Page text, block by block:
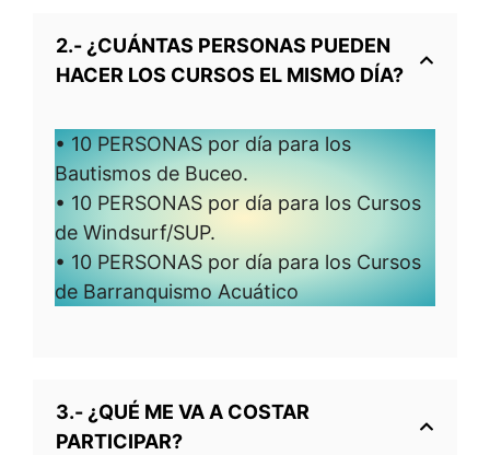
2.- ¿CUÁNTAS PERSONAS PUEDEN
HACER LOS CURSOS EL MISMO DÍA?
• 10 PERSONAS por día para los
Bautismos de Buceo.
• 10 PERSONAS por día para los Cursos
de Windsurf/SUP.
• 10 PERSONAS por día para los Cursos
de Barranquismo Acuático
3.- ¿QUÉ ME VA A COSTAR
PARTICIPAR?